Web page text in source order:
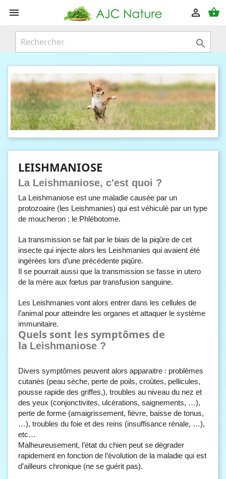
 shopping_basket


LEISHMANIOSE
La Leishmaniose, c'est quoi ?
La Leishmaniose est une maladie causée par un
protozoaire (les Leishmanies) qui est véhiculé par un type
de moucheron : le Phlébotome.
La transmission se fait par le biais de la piqûre de cet
insecte qui injecte alors les Leishmanies qui avaient été
ingérées lors d’une précédente piqûre.
Il se pourrait aussi que la transmission se fasse in utero
de la mère aux fœtus par transfusion sanguine.
Les Leishmanies vont alors entrer dans les cellules de
l’animal pour atteindre les organes et attaquer le système
immunitaire.
Quels sont les symptômes de
la Leishmaniose ?
Divers symptômes peuvent alors apparaitre : problèmes
cutanés (peau sèche, perte de poils, croûtes, pellicules,
pousse rapide des griffes,), troubles au niveau du nez et
des yeux (conjonctivites, ulcérations, saignements, …),
perte de forme (amaigrissement, fièvre, baisse de tonus,
…), troubles du foie et des reins (insuffisance rénale, …),
etc…
Malheureusement, l’état du chien peut se dégrader
rapidement en fonction de l’évolution de la maladie qui est
d’ailleurs chronique (ne se guérit pas).